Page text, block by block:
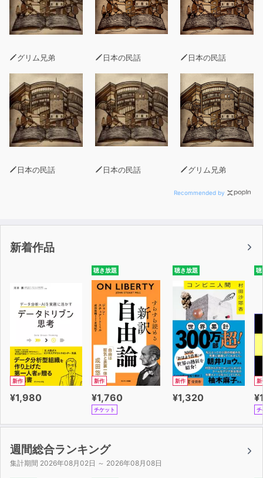
グリム兄弟 日本の民話 日本の民話
日本の民話 日本の民話 グリム兄弟
Recommended by
新着作品
新作
¥1,980
聴き放題
新作
¥1,760
チケット
聴き放題
新作
¥1,320
聴
新
チ
週間総合ランキング
集計期間 2026年08月02日 ～ 2026年08月08日